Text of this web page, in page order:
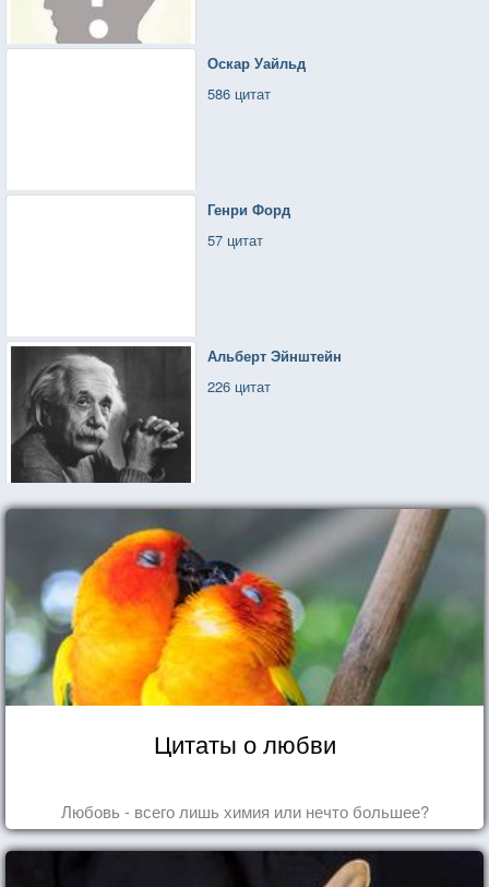
Оскар Уайльд
586 цитат
Генри Форд
57 цитат
Альберт Эйнштейн
226 цитат
Цитаты о любви
Любовь - всего лишь химия или нечто большее?